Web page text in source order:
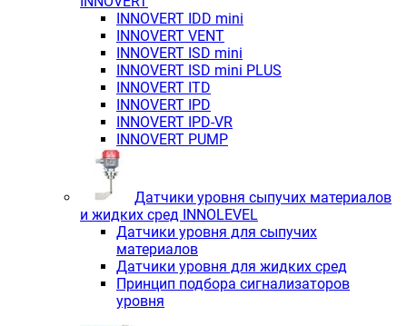
INNOVERT IDD mini
INNOVERT VENT
INNOVERT ISD mini
INNOVERT ISD mini PLUS
INNOVERT ITD
INNOVERT IРD
INNOVERT IРD-VR
INNOVERT PUMP
Датчики уровня сыпучих материалов
и жидких сред INNOLEVEL
Датчики уровня для сыпучих
материалов
Датчики уровня для жидких сред
Принцип подбора сигнализаторов
уровня